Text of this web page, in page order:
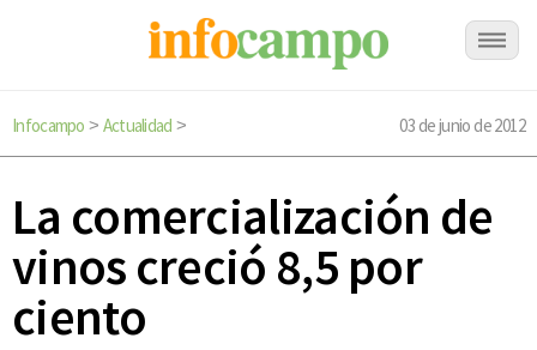
Infocampo > Actualidad > 03 de junio de 2012
La comercialización de
vinos creció 8,5 por
ciento